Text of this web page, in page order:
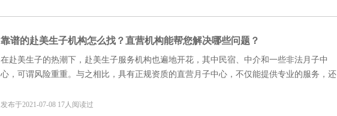
靠谱的赴美生子机构怎么找？直营机构能帮您解决哪些问题？
在赴美生子的热潮下，赴美生子服务机构也遍地开花，其中民宿、中介和一些非法月子中
心，可谓风险重重。与之相比，具有正规资质的直营月子中心，不仅能提供专业的服务，还
好时光。
发布于2021-07-08 17人阅读过